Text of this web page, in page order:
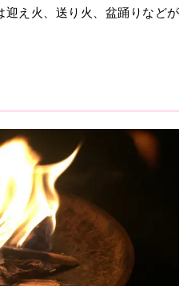
迎え火、送り火、盆踊りなどが